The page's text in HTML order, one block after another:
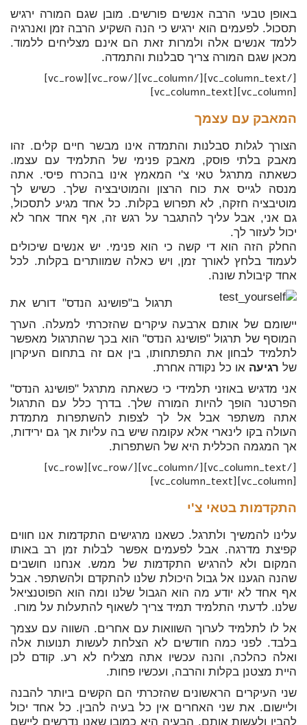
באופן טבעי הרבה אנשים פורשים. מובן שגם המורה ירגיש
תסכול. לפעמים הוא ירגיש כי הנה השקיע הרבה זמן ואנרגיה
ללמד אנשים אלה ולמרות זאת הם אינם מצליחים ללמוד.
מכאן שגם המורה צריך סבלנות והתמדה.
[/vc_column_text][/vc_column][/vc_row][vc_row]
[vc_column][vc_column_text]
המאבק עם עצמך
הצורך לגלות סבלנות והתמדה אינו מבשר חיים קלים. זהו
מאבק בלתי פוסק, מאבק פנימי של התלמיד עם עצמו.
כשאתה מתרגל טאי צ'י המאמץ אינו בהכרח פיסי. אתה
מנסה לגייס את כוח הרצון והמוטיבציה שלך. כשיש לך
מוטיבציה חזקה, לא תפרוש בקלות. כל אחד מגיע לתסכול,
גם אני, אבל עליך להתגבר על רגש זה, אף אחד אחר לא
יכול לעזור לך.
החלק הזה הוא די קשה כי הוא פנימי. יש אנשים שיכולים
לעמוד בלחץ לאורך זמן, ויש כאלה שמוותרים בקלות. לכל
אחד קיבולת שונה.
תרגול ב"פושינג הנדס" דורש את
יישומם של אותם ארבעה עיקרים שהזכרתי למעלה. הערך
המוסף של תרגול "פושינג הנדס" הוא בכך שהתרגול מאפשר
לתלמיד לבחון את התפתחותו, בין אם זה בתחום העיקרון
של רגיעה או כל נקודה אחרת.
אני מדגיש באוזני תלמידי כי כשאתה מתרגל "פושינג הנדס"
הפרטנר הופך להיות המורה שלך. בדרך כלל עם התרגול
אתה משתפר אבל אל לך לצפות להשתפרות מתמדת
העולה בקו לינארי אלא עקומה שיש בה עליות אך גם ירידות,
אך המגמה הכללית היא של השתפרות.
[/vc_column_text][/vc_column][/vc_row][vc_row]
[vc_column][vc_column_text]
התקדמות בטאי צ'י
עלינו להמשיך ולתרגל. כשאנו מרגישים התקדמות אנו חווים
קפיצת מדרגה. אבל לפעמים אפשר לבלות זמן רב באותו
המקום ולא להרגיש התקדמות של ממש. אנחנו חושבים
שהנה הגענו אל גבול היכולת שלנו להתקדם ולהשתפר. אבל
אף אחד לא יודע מה הוא הגבול שלנו ומה הוא הפוטנציאל
שלנו. לדעתי התלמיד תמיד צריך לשאוף להתעלות על מורו.
אל לו לתלמיד לערוך השוואות עם אחרים. השווה עם עצמך
בלבד. לפני כמה חודשים לא הצלחת לעשות תנועות אלה
ואלה כהלכה, והנה עכשיו אתה מצליח לא רע. קודם לכן
היית מצטנן בקלות והרבה, ועכשיו פחות.
שני העיקרים הראשונים שהזכרתי הם הקשים ביותר להבנה
וליישום. את שני האחרים אין כל בעיה להבין. כל אחד יכול
להבין ולעשות אותם. הבעיה היא כמובן שאנו נדרשים ליישם